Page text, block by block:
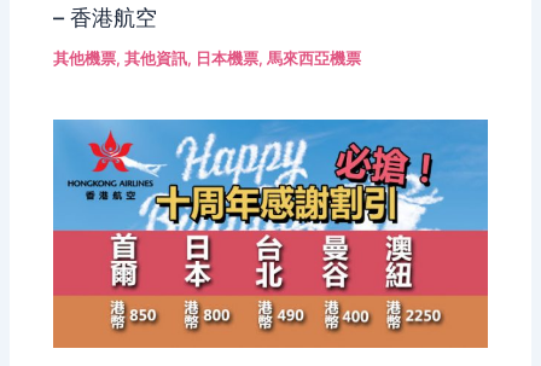
– 香港航空
其他機票,其他資訊, 日本機票,馬來西亞機票